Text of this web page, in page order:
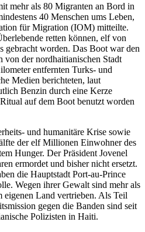
mehr als 80 Migranten an Bord in
40 Menschen ums Leben,
für Migration (IOM) mitteilte.
retten können, elf von
gebracht worden. Das Boot war den
der nordhaitianischen Stadt
entfernten Turks- und
Medien berichteten, laut
Benzin durch eine Kerze
auf dem Boot benutzt worden
und humanitäre Krise sowie
der elf Millionen Einwohner des
Hunger. Der Präsident Jovenel
ermordet und bisher nicht ersetzt.
die Hauptstadt Port-au-Prince
Wegen ihrer Gewalt sind mehr als
Land vertrieben. Als Teil
gegen die Banden sind seit
Polizisten in Haiti.